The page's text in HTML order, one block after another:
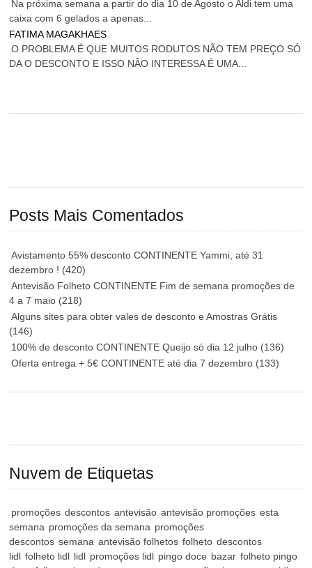
Na próxima semana a partir do dia 10 de Agosto o Aldi tem uma
caixa com 6 gelados a apenas...
FATIMA MAGAKHAES
O PROBLEMA É QUE MUITOS RODUTOS NÃO TEM PREÇO SÓ
DA O DESCONTO E ISSO NÃO INTERESSA É UMA...
Posts Mais Comentados
Avistamento 55% desconto CONTINENTE Yammi, até 31
dezembro ! (420)
Antevisão Folheto CONTINENTE Fim de semana promoções de
4 a 7 maio (218)
Alguns sites para obter vales de desconto e Amostras Grátis
(146)
100% de desconto CONTINENTE Queijo só dia 12 julho (136)
Oferta entrega + 5€ CONTINENTE até dia 7 dezembro (133)
Nuvem de Etiquetas
promoções descontos antevisão antevisão promoções esta
semana promoções da semana promoções
descontos semana antevisão folhetos folheto descontos
lidl folheto lidl lidl promoções lidl pingo doce bazar folheto pingo